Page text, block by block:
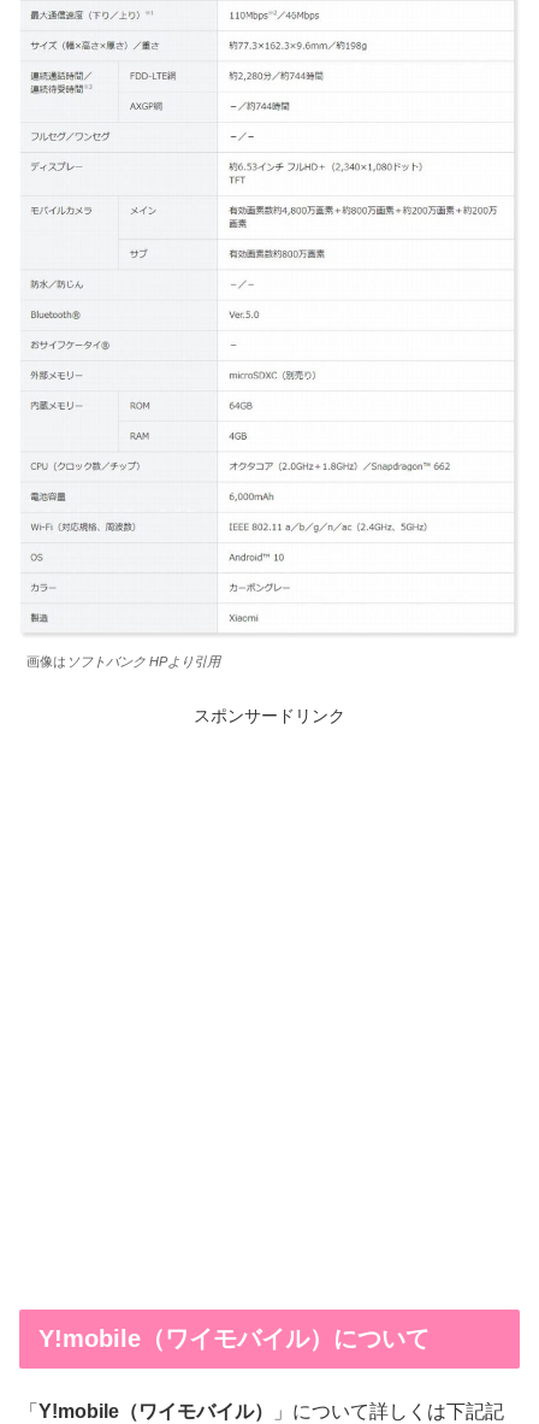
画像は ソフトバンク HPより引用
スポンサードリンク
Y!mobile（ワイモバイル）について
「 Y!mobile（ワイモバイル）
」について詳しくは下記記